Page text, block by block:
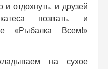
отдохнуть, и друзей
позвать, и
«Рыбалка Всем!»
на сухое